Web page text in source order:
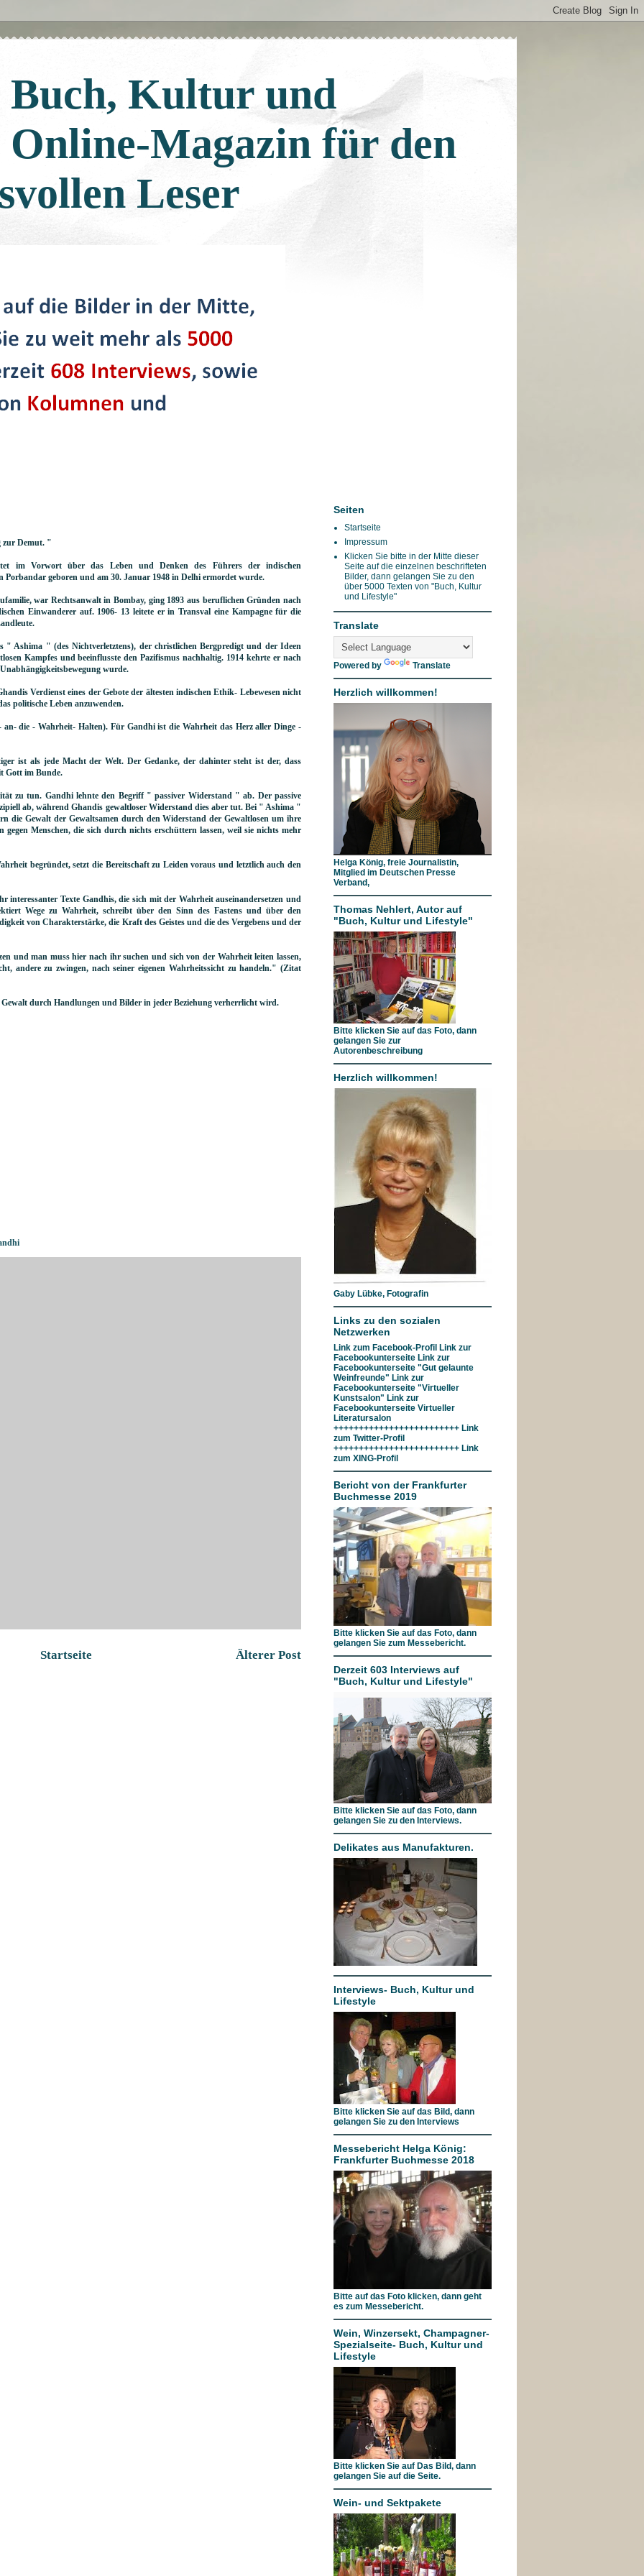
Buch, Kultur und
Magazin für den
Leser
zur Demut. "
im Vorwort über das Leben und Denken des Führers der indischen
Porbandar geboren und am 30. Januar 1948 in Delhi ermordet wurde.
war Rechtsanwalt in Bombay, ging 1893 aus beruflichen Gründen nach
Einwanderer auf. 1906- 13 leitete er in Transval eine Kampagne für die
" Ashima " (des Nichtverletztens), der christlichen Bergpredigt und der Ideen
Kampfes und beeinflusste den Pazifismus nachhaltig. 1914 kehrte er nach
wurde.
Verdienst eines der Gebote der ältesten indischen Ethik- Lebewesen nicht
politische Leben anzuwenden.
die - Wahrheit- Halten). Für Gandhi ist die Wahrheit das Herz aller Dinge -
ist als jede Macht der Welt. Der Gedanke, der dahinter steht ist der, dass
Gott im Bunde.
zu tun. Gandhi lehnte den Begriff " passiver Widerstand " ab. Der passive
ab, während Ghandis gewaltloser Widerstand dies aber tut. Bei " Ashima "
die Gewalt der Gewaltsamen durch den Widerstand der Gewaltlosen um ihre
Menschen, die sich durch nichts erschüttern lassen, weil sie nichts mehr
begründet, setzt die Bereitschaft zu Leiden voraus und letztlich auch den
interessanter Texte Gandhis, die sich mit der Wahrheit auseinandersetzen und
Wege zu Wahrheit, schreibt über den Sinn des Fastens und über den
von Charakterstärke, die Kraft des Geistes und die des Vergebens und der
und man muss hier nach ihr suchen und sich von der Wahrheit leiten lassen,
andere zu zwingen, nach seiner eigenen Wahrheitssicht zu handeln." (Zitat
durch Handlungen und Bilder in jeder Beziehung verherrlicht wird.
Älterer Post
Startseite
Seiten
Startseite
Impressum
Klicken Sie bitte in der Mitte dieser
Seite auf die einzelnen beschrifteten
Bilder, dann gelangen Sie zu den
über 5000 Texten von "Buch, Kultur
und Lifestyle"
Translate
Powered by Translate
Herzlich willkommen!
Helga König, freie Journalistin,
Mitglied im Deutschen Presse
Verband,
Thomas Nehlert, Autor auf
"Buch, Kultur und Lifestyle"
Bitte klicken Sie auf das Foto, dann
gelangen Sie zur
Autorenbeschreibung
Herzlich willkommen!
Gaby Lübke, Fotografin
Links zu den sozialen
Netzwerken
Link zum Facebook-Profil Link zur
Facebookunterseite Link zur
Facebookunterseite "Gut gelaunte
Weinfreunde" Link zur
Facebookunterseite "Virtueller
Kunstsalon" Link zur
Facebookunterseite Virtueller
Literatursalon
+++++++++++++++++++++++++ Link
zum Twitter-Profil
+++++++++++++++++++++++++ Link
zum XING-Profil
Bericht von der Frankfurter
Buchmesse 2019
Bitte klicken Sie auf das Foto, dann
gelangen Sie zum Messebericht.
Derzeit 603 Interviews auf
"Buch, Kultur und Lifestyle"
Bitte klicken Sie auf das Foto, dann
gelangen Sie zu den Interviews.
Delikates aus Manufakturen.
Interviews- Buch, Kultur und
Lifestyle
Bitte klicken Sie auf das Bild, dann
gelangen Sie zu den Interviews
Messebericht Helga König:
Frankfurter Buchmesse 2018
Bitte auf das Foto klicken, dann geht
es zum Messebericht.
Wein, Winzersekt, Champagner-
Spezialseite- Buch, Kultur und
Lifestyle
Bitte klicken Sie auf Das Bild, dann
gelangen Sie auf die Seite.
Wein- und Sektpakete